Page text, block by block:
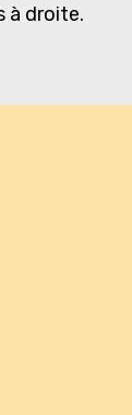
à droite.